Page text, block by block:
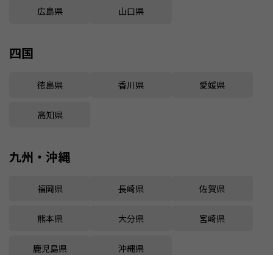
広島県 山口県
四国
徳島県 香川県 愛媛県
高知県
九州・沖縄
福岡県 長崎県 佐賀県
熊本県 大分県 宮崎県
鹿児島県 沖縄県